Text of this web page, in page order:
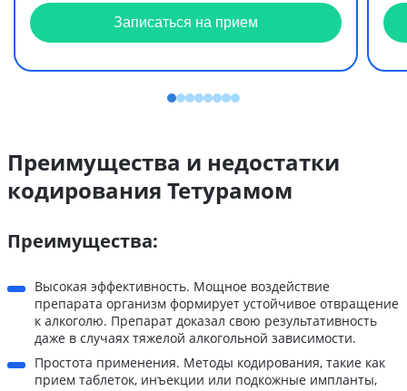
Записаться на прием
Преимущества и недостатки
кодирования Тетурамом
Преимущества:
Высокая эффективность. Мощное воздействие
препарата организм формирует устойчивое отвращение
к алкоголю. Препарат доказал свою результативность
даже в случаях тяжелой алкогольной зависимости.
Простота применения. Методы кодирования, такие как
прием таблеток, инъекции или подкожные импланты,